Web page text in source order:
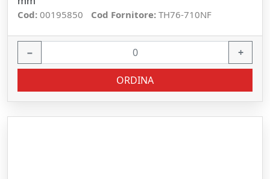
Cod: 00195850 Cod Fornitore: TH76-710NF
− +
ORDINA